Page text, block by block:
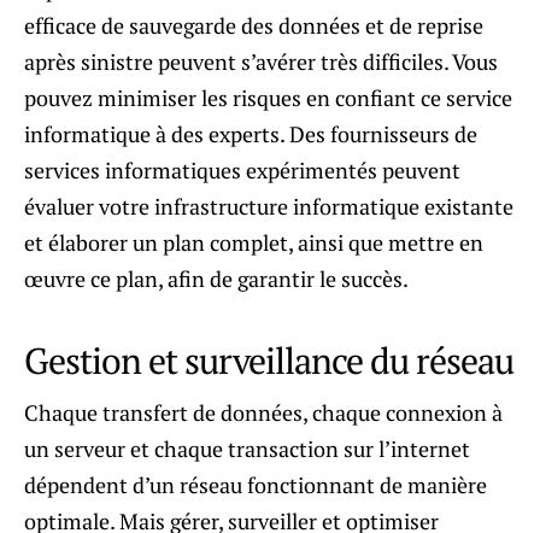
efficace de sauvegarde des données et de reprise
après sinistre peuvent s’avérer très difficiles. Vous
pouvez minimiser les risques en confiant ce service
informatique à des experts. Des fournisseurs de
services informatiques expérimentés peuvent
évaluer votre infrastructure informatique existante
et élaborer un plan complet, ainsi que mettre en
œuvre ce plan, afin de garantir le succès.
Gestion et surveillance du réseau
Chaque transfert de données, chaque connexion à
un serveur et chaque transaction sur l’internet
dépendent d’un réseau fonctionnant de manière
optimale. Mais gérer, surveiller et optimiser